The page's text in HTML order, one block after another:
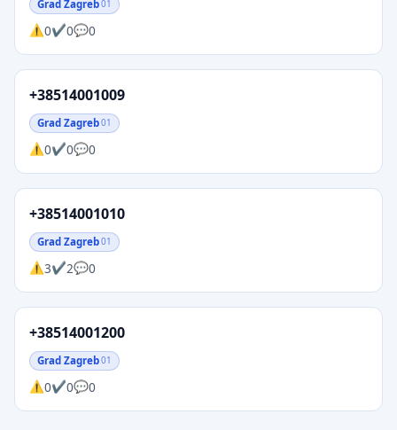
Grad Zagreb01
0 0 0
+38514001009
Grad Zagreb01
0 0 0
+38514001010
Grad Zagreb01
3 2 0
+38514001200
Grad Zagreb01
0 0 0